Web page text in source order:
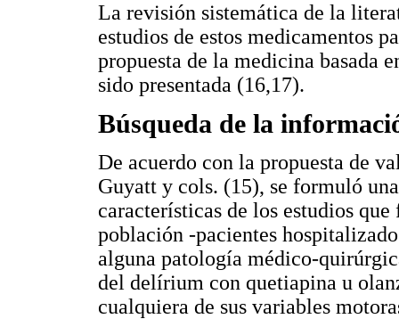
La revisión sistemática de la
estudios de estos medicamentos
propuesta de la medicina basada
sido presentada (16,17).
Búsqueda de la
De acuerdo con la propuesta de
Guyatt y cols. (15), se formuló
características de los estudios
población -pacientes
alguna patología médico-
del delírium con quetiapina u
cualquiera de sus variables